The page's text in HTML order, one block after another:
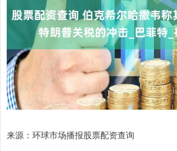
来源：环球市场播报股票配资查询